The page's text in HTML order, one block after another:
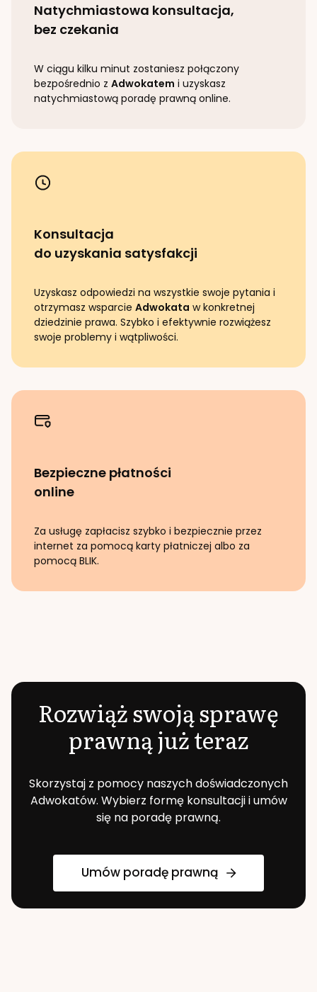
Natychmiastowa konsultacja,
bez czekania
W ciągu kilku minut zostaniesz połączony
bezpośrednio z Adwokatem i uzyskasz
natychmiastową poradę prawną online.
Konsultacja
do uzyskania satysfakcji
Uzyskasz odpowiedzi na wszystkie swoje pytania i
otrzymasz wsparcie Adwokata w konkretnej
dziedzinie prawa. Szybko i efektywnie rozwiążesz
swoje problemy i wątpliwości.
Bezpieczne płatności
online
Za usługę zapłacisz szybko i bezpiecznie przez
internet za pomocą karty płatniczej albo za
pomocą BLIK.
Rozwiąż swoją sprawę
prawną już teraz
Skorzystaj z pomocy naszych doświadczonych
Adwokatów. Wybierz formę konsultacji i umów
się na poradę prawną.
Umów poradę prawną